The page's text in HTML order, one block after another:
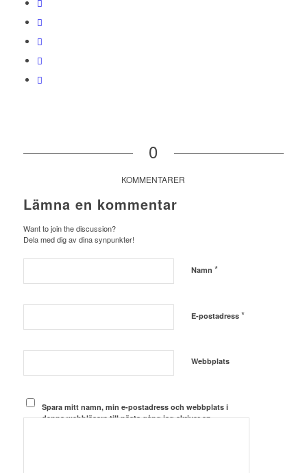
0
KOMMENTARER
Lämna en kommentar
Want to join the discussion?
Dela med dig av dina synpunkter!
Namn *
E-postadress *
Webbplats
Spara mitt namn, min e-postadress och webbplats i
denna webbläsare till nästa gång jag skriver en